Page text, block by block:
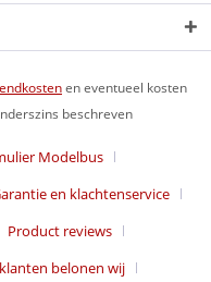
en eventueel kosten
beschreven
Modelbus
en klachtenservice
Product reviews
belonen wij